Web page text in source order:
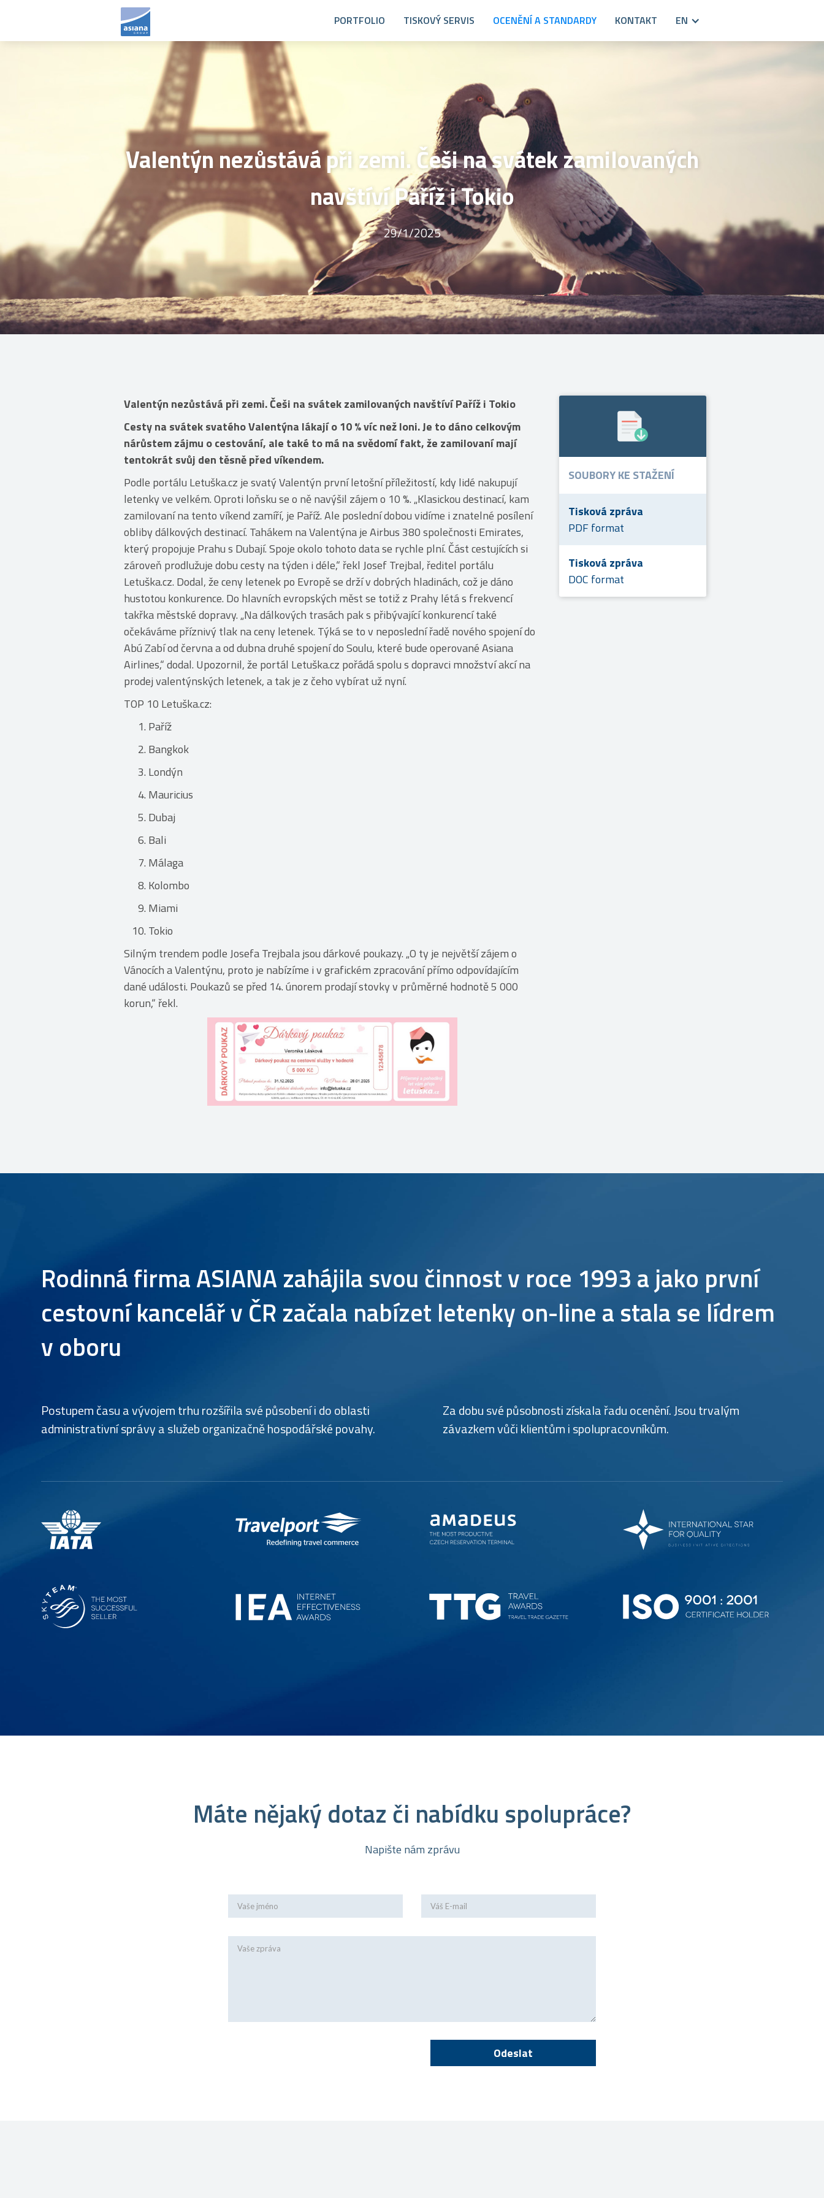
PORTFOLIO TISKOVÝ SERVIS OCENĚNÍ A STANDARDY KONTAKT EN
Valentýn nezůstává při zemi. Češi na svátek zamilovaných
navštíví Paříž i Tokio
29/1/2025
Valentýn nezůstává při zemi. Češi na svátek zamilovaných navštíví Paříž i Tokio
Cesty na svátek svatého Valentýna lákají o 10 % víc než loni. Je to dáno celkovým
nárůstem zájmu o cestování, ale také to má na svědomí fakt, že zamilovaní mají
tentokrát svůj den těsně před víkendem.
Podle portálu Letuška.cz je svatý Valentýn první letošní příležitostí, kdy lidé nakupují
letenky ve velkém. Oproti loňsku se o ně navýšil zájem o 10 %. „Klasickou destinací, kam
zamilovaní na tento víkend zamíří, je Paříž. Ale poslední dobou vidíme i znatelné posílení
obliby dálkových destinací. Tahákem na Valentýna je Airbus 380 společnosti Emirates,
který propojuje Prahu s Dubají. Spoje okolo tohoto data se rychle plní. Část cestujících si
zároveň prodlužuje dobu cesty na týden i déle,“ řekl Josef Trejbal, ředitel portálu
Letuška.cz. Dodal, že ceny letenek po Evropě se drží v dobrých hladinách, což je dáno
hustotou konkurence. Do hlavních evropských měst se totiž z Prahy létá s frekvencí
takřka městské dopravy. „Na dálkových trasách pak s přibývající konkurencí také
očekáváme příznivý tlak na ceny letenek. Týká se to v neposlední řadě nového spojení do
Abú Zabí od června a od dubna druhé spojení do Soulu, které bude operované Asiana
Airlines,“ dodal. Upozornil, že portál Letuška.cz pořádá spolu s dopravci množství akcí na
prodej valentýnských letenek, a tak je z čeho vybírat už nyní.
TOP 10 Letuška.cz:
Paříž
Bangkok
Londýn
Mauricius
Dubaj
Bali
Málaga
Kolombo
Miami
Tokio
Silným trendem podle Josefa Trejbala jsou dárkové poukazy. „O ty je největší zájem o
Vánocích a Valentýnu, proto je nabízíme i v grafickém zpracování přímo odpovídajícím
dané události. Poukazů se před 14. únorem prodají stovky v průměrné hodnotě 5 000
korun,“ řekl.
SOUBORY KE STAŽENÍ
Tisková zpráva
PDF format
Tisková zpráva
DOC format
Rodinná firma ASIANA zahájila svou činnost v roce 1993 a jako první
cestovní kancelář v ČR začala nabízet letenky on-line a stala se lídrem
v oboru
Postupem času a vývojem trhu rozšířila své působení i do oblasti
administrativní správy a služeb organizačně hospodářské povahy.
Za dobu své působnosti získala řadu ocenění. Jsou trvalým
závazkem vůči klientům i spolupracovníkům.
Máte nějaký dotaz či nabídku spolupráce?
Napište nám zprávu